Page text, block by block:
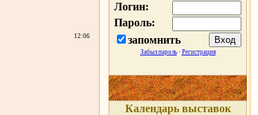
12:06
Логин:
Пароль:
запомнить
Забыл пароль· Регистрация
Календарь выставок